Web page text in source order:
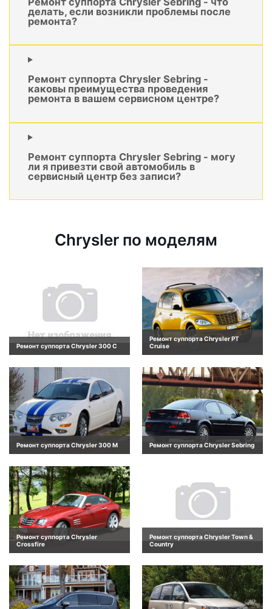
делать, если возникли проблемы после
ремонта?
Ремонт суппорта Chrysler Sebring -
каковы преимущества проведения
ремонта в вашем сервисном центре?
Ремонт суппорта Chrysler Sebring - могу
ли я привезти свой автомобиль в
сервисный центр без записи?
Chrysler по моделям
Ремонт суппорта Chrysler 300 C
Ремонт суппорта Chrysler PT
Cruise
Ремонт суппорта Chrysler 300 M Ремонт суппорта Chrysler Sebring
Ремонт суппорта Chrysler
Crossfire
Ремонт суппорта Chrysler Town &
Country